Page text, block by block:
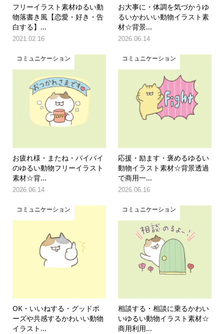
フリーイラスト素材ゆるい動
物落書き風【恋愛・好き・告
白する】...
2021.02.16
お大事に・体調を気づかうゆ
るいかわいい動物イラスト素
材☆背景...
2026.06.14
コミュニケーション
お疲れ様・またね・バイバイ
のゆるい動物フリーイラスト
素材☆背...
2026.06.14
コミュニケーション
応援・励ます・褒めるゆるい
動物イラスト素材☆背景透過
で商用一...
2026.06.16
コミュニケーション
OK・いいねする・グッドポ
ーズや共感するかわいい動物
イラスト...
コミュニケーション
相談する・相談に乗るかわい
いゆるい動物イラスト素材☆
商用利用...